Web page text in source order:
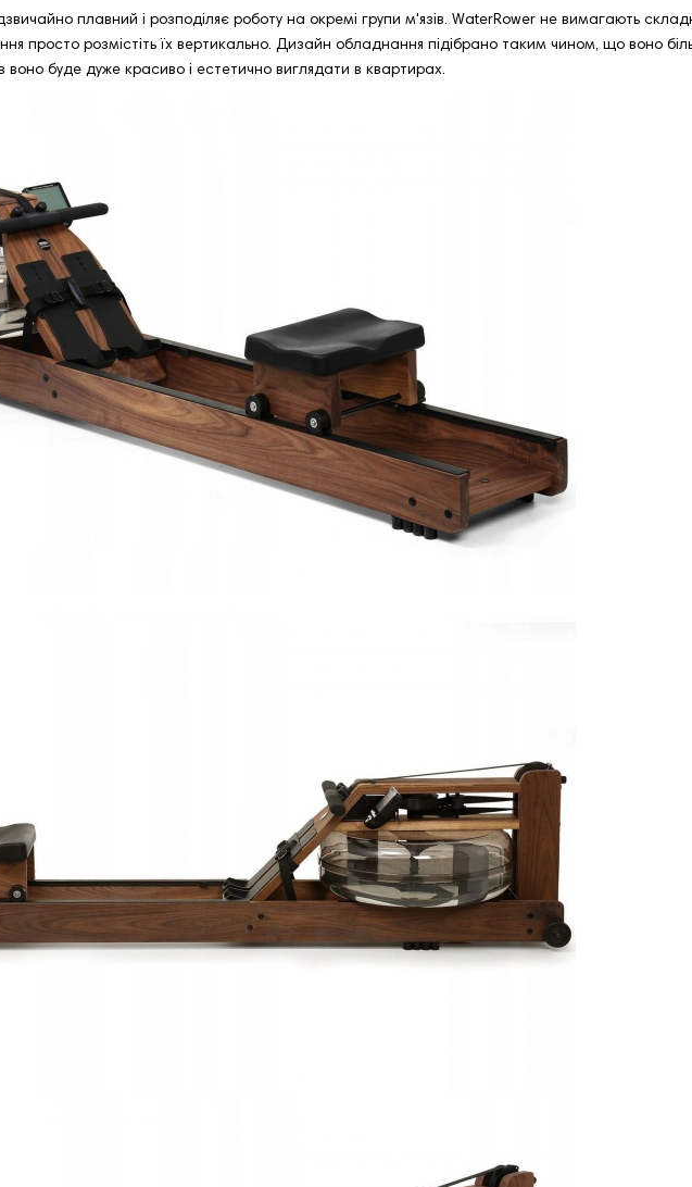
плавний і розподіляє роботу на окремі групи м'язів. WaterRower не вимагають
просто розмістіть їх вертикально. Дизайн обладнання підібрано таким чином, що воно
воно буде дуже красиво і естетично виглядати в квартирах.